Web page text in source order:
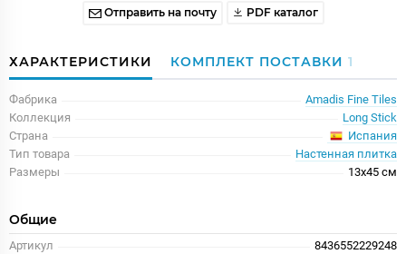
Отправить на почту PDF каталог
ХАРАКТЕРИСТИКИ КОМПЛЕКТ ПОСТАВКИ 1
Фабрика
Amadis Fine Tiles
Коллекция
Long Stick
Страна
Испания
Тип товара
Настенная плитка
Размеры
13x45 см
Общие
Артикул
8436552229248